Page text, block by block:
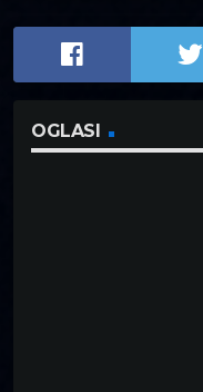
OGLASI